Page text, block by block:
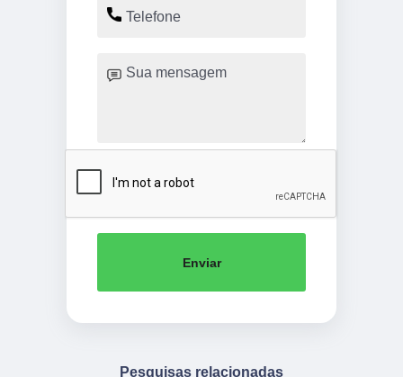
Enviar
Pesquisas relacionadas